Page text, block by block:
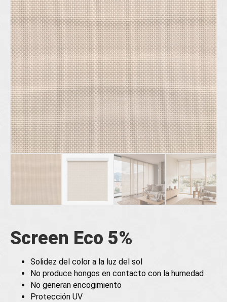
Screen Eco 5%
Solidez del color a la luz del sol
No produce hongos en contacto con la humedad
No generan encogimiento
Protección UV